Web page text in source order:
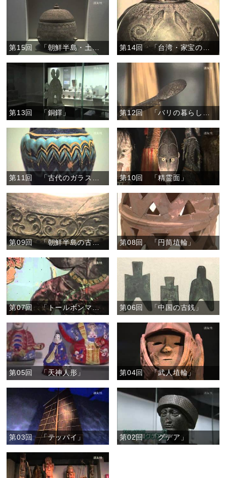
第15回 「朝鮮半島・土器の横笛」 第14回 「台湾・家宝の壷」
第13回 「銅鐸」
第10回 「精霊面」
第09回 「朝鮮半島の古代の瓦」 第08回 「円筒埴輪」
第06回 「中国の古銭」
第05回 「天神人形」 第04回 「武人埴輪」
第03回 「テッパイ」 第02回 「グデア」